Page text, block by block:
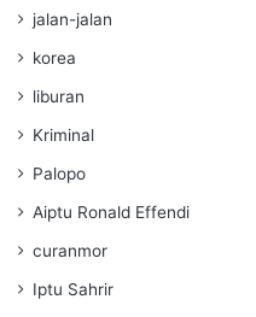
jalan-jalan
korea
liburan
Kriminal
Palopo
Aiptu Ronald Effendi
curanmor
Iptu Sahrir